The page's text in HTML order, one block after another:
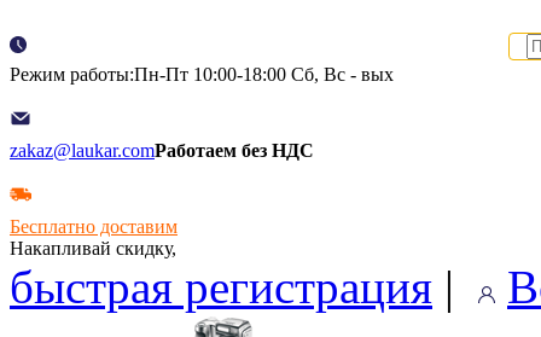
Режим работы:Пн-Пт 10:00-18:00 Сб, Вс - вых
zakaz@laukar.comРаботаем без НДС
Бесплатно доставим
Накапливай скидку,
быстрая регистрация |